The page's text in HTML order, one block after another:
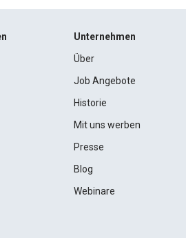
Unternehmen
Über
Job Angebote
Historie
Mit uns werben
Presse
Blog
Webinare